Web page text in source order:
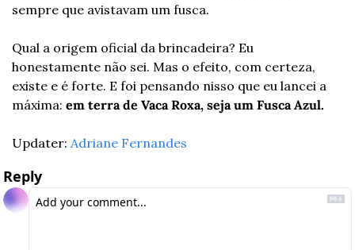
sempre que avistavam um fusca.
Qual a origem oficial da brincadeira? Eu
honestamente não sei. Mas o efeito, com certeza,
existe e é forte. E foi pensando nisso que eu lancei a
máxima: em terra de Vaca Roxa, seja um Fusca Azul.
Updater: Adriane Fernandes
Reply